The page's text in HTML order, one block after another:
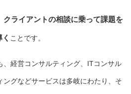
クライアントの相談に乗って課題を
ことです。
、経営コンサルティング、ITコンサル
ングなどサービスは多岐にわたり、そ